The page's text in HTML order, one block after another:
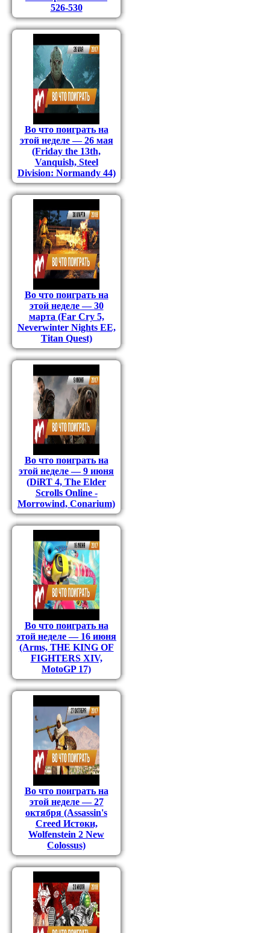
526-530
Во что поиграть на
этой неделе — 26 мая
(Friday the 13th,
Vanquish, Steel
Division: Normandy 44)
Во что поиграть на
этой неделе — 30
марта (Far Cry 5,
Neverwinter Nights EE,
Titan Quest)
Во что поиграть на
этой неделе — 9 июня
(DiRT 4, The Elder
Scrolls Online -
Morrowind, Conarium)
Во что поиграть на
этой неделе — 16 июня
(Arms, THE KING OF
FIGHTERS XIV,
MotoGP 17)
Во что поиграть на
этой неделе — 27
октября (Assassin's
Creed Истоки,
Wolfenstein 2 New
Colossus)